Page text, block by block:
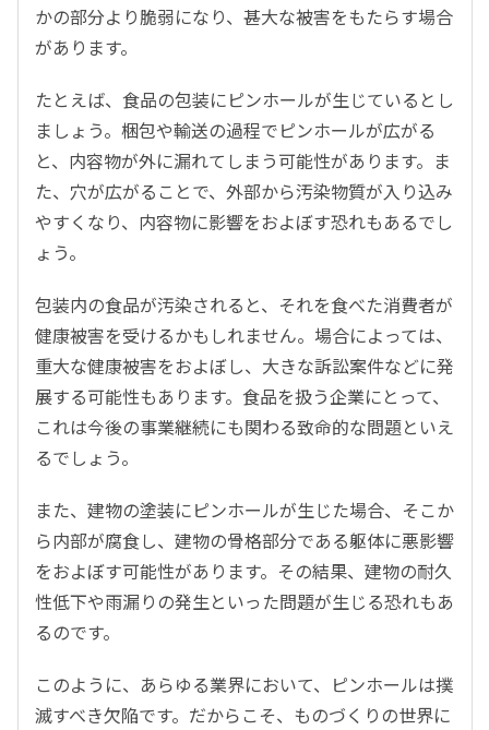
かの部分より脆弱になり、甚大な被害をもたらす場合
があります。
たとえば、食品の包装にピンホールが生じているとし
ましょう。梱包や輸送の過程でピンホールが広がる
と、内容物が外に漏れてしまう可能性があります。ま
た、穴が広がることで、外部から汚染物質が入り込み
やすくなり、内容物に影響をおよぼす恐れもあるでし
ょう。
包装内の食品が汚染されると、それを食べた消費者が
健康被害を受けるかもしれません。場合によっては、
重大な健康被害をおよぼし、大きな訴訟案件などに発
展する可能性もあります。食品を扱う企業にとって、
これは今後の事業継続にも関わる致命的な問題といえ
るでしょう。
また、建物の塗装にピンホールが生じた場合、そこか
ら内部が腐食し、建物の骨格部分である躯体に悪影響
をおよぼす可能性があります。その結果、建物の耐久
性低下や雨漏りの発生といった問題が生じる恐れもあ
るのです。
このように、あらゆる業界において、ピンホールは撲
滅すべき欠陥です。だからこそ、ものづくりの世界に